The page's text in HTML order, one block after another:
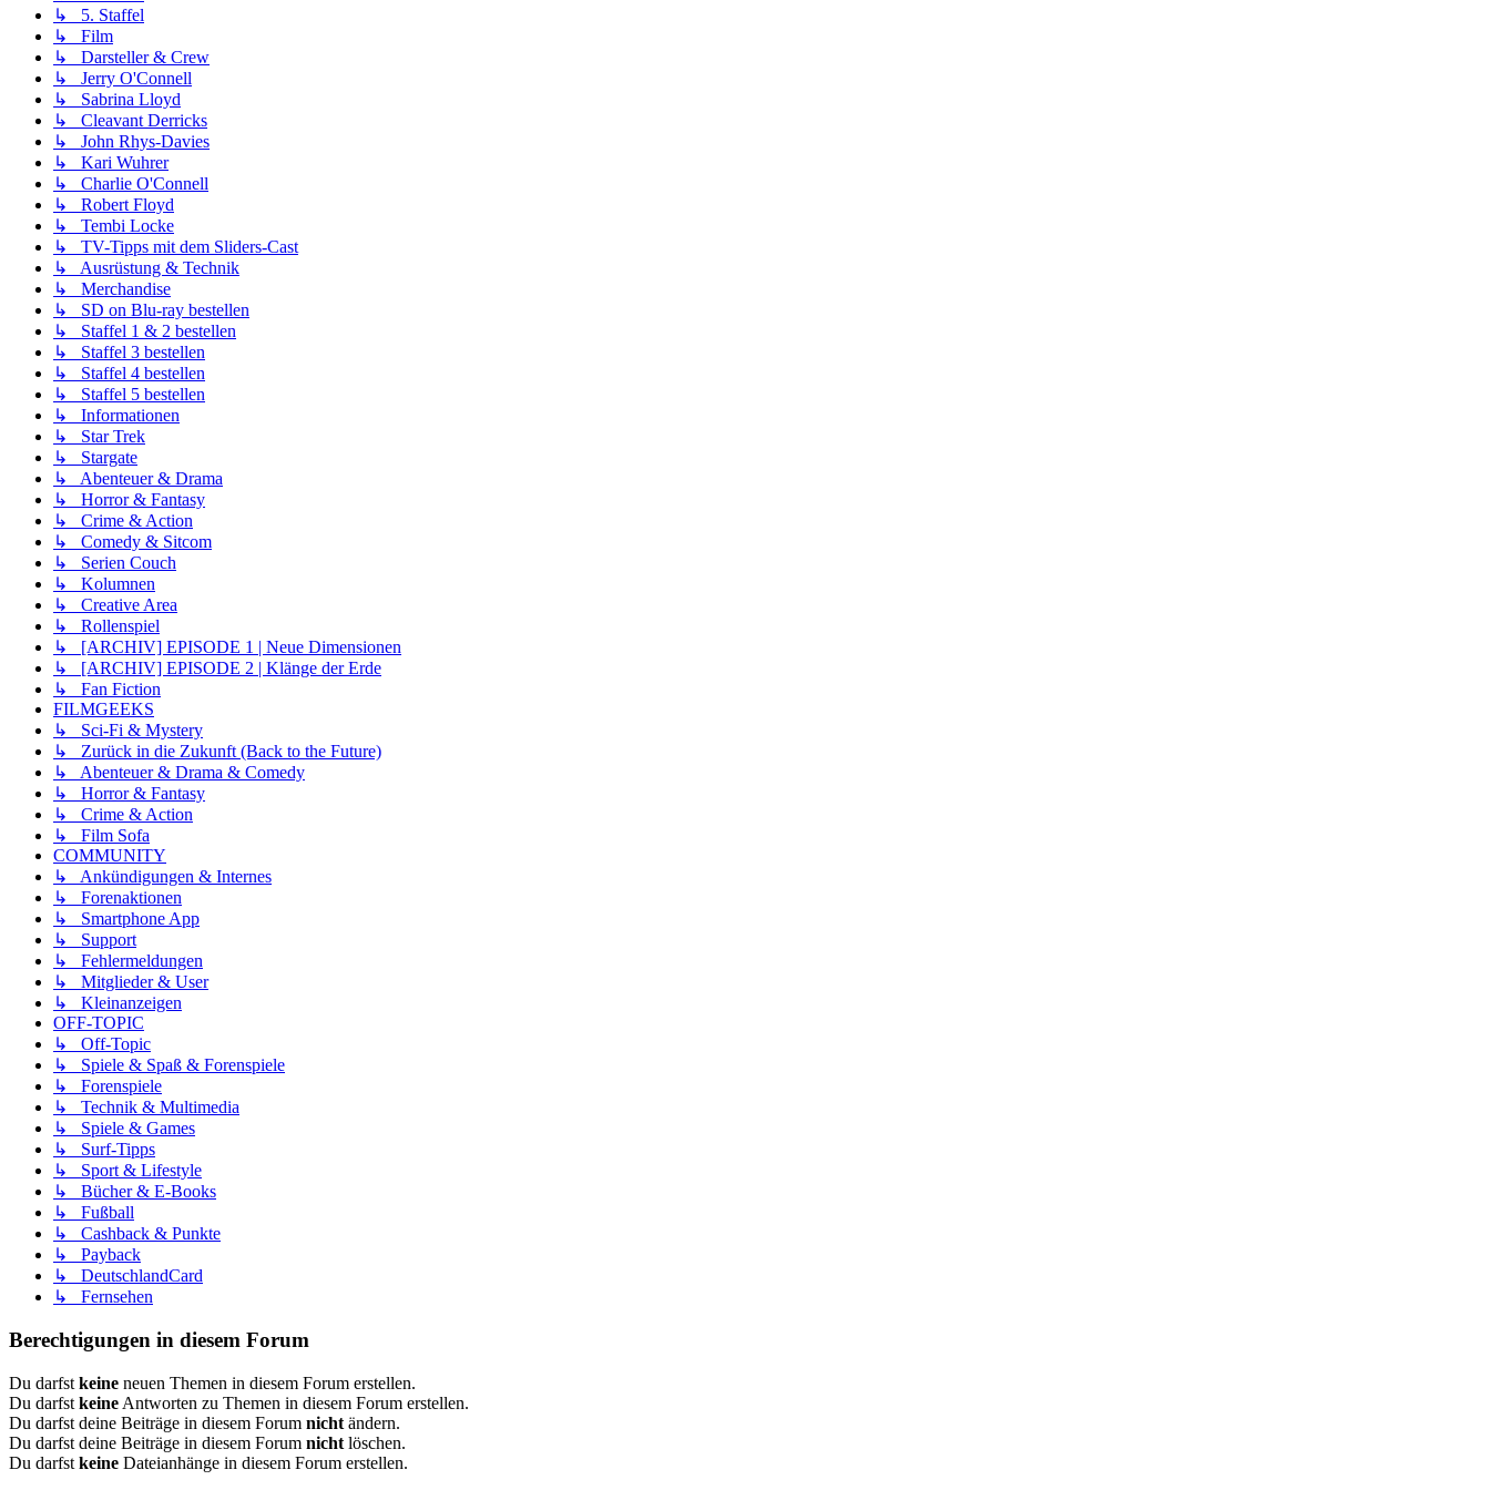
↳ 5. Staffel
↳ Film
↳ Darsteller & Crew
↳ Jerry O'Connell
↳ Sabrina Lloyd
↳ Cleavant Derricks
↳ John Rhys-Davies
↳ Kari Wuhrer
↳ Charlie O'Connell
↳ Robert Floyd
↳ Tembi Locke
↳ TV-Tipps mit dem Sliders-Cast
↳ Ausrüstung & Technik
↳ Merchandise
↳ SD on Blu-ray bestellen
↳ Staffel 1 & 2 bestellen
↳ Staffel 3 bestellen
↳ Staffel 4 bestellen
↳ Staffel 5 bestellen
↳ Informationen
↳ Star Trek
↳ Stargate
↳ Abenteuer & Drama
↳ Horror & Fantasy
↳ Crime & Action
↳ Comedy & Sitcom
↳ Serien Couch
↳ Kolumnen
↳ Creative Area
↳ Rollenspiel
↳ [ARCHIV] EPISODE 1 | Neue Dimensionen
↳ [ARCHIV] EPISODE 2 | Klänge der Erde
↳ Fan Fiction
FILMGEEKS
↳ Sci-Fi & Mystery
↳ Zurück in die Zukunft (Back to the Future)
↳ Abenteuer & Drama & Comedy
↳ Horror & Fantasy
↳ Crime & Action
↳ Film Sofa
COMMUNITY
↳ Ankündigungen & Internes
↳ Forenaktionen
↳ Smartphone App
↳ Support
↳ Fehlermeldungen
↳ Mitglieder & User
↳ Kleinanzeigen
OFF-TOPIC
↳ Off-Topic
↳ Spiele & Spaß & Forenspiele
↳ Forenspiele
↳ Technik & Multimedia
↳ Spiele & Games
↳ Surf-Tipps
↳ Sport & Lifestyle
↳ Bücher & E-Books
↳ Fußball
↳ Cashback & Punkte
↳ Payback
↳ DeutschlandCard
↳ Fernsehen
Berechtigungen in diesem Forum
Du darfst keine neuen Themen in diesem Forum erstellen.
Du darfst keine Antworten zu Themen in diesem Forum erstellen.
Du darfst deine Beiträge in diesem Forum nicht ändern.
Du darfst deine Beiträge in diesem Forum nicht löschen.
Du darfst keine Dateianhänge in diesem Forum erstellen.